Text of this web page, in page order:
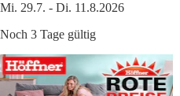
Mi. 29.7. - Di. 11.8.2026
Noch 3 Tage gültig